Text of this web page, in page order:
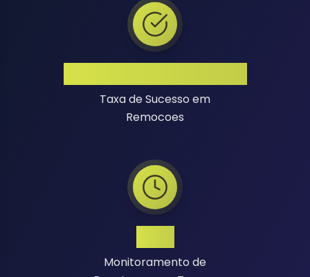
Taxa de Sucesso em
Remocoes
Monitoramento de